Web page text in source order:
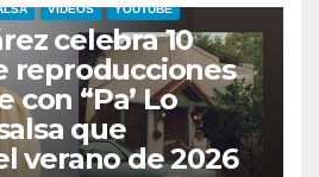
VIDEOS YOUTUBE
celebra 10
reproducciones
con “Pa’ Lo
que
verano de 2026